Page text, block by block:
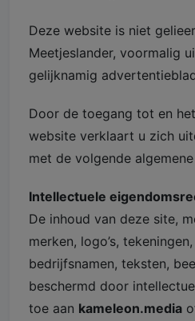
Deze website is niet
Meetjeslander, voormalig
gelijknamig
Door de toegang tot en
website verklaart u zich
met de volgende
Intellectuele
De inhoud van deze site,
merken, logo’s,
bedrijfsnamen, teksten,
beschermd door
toe aan kameleon.media